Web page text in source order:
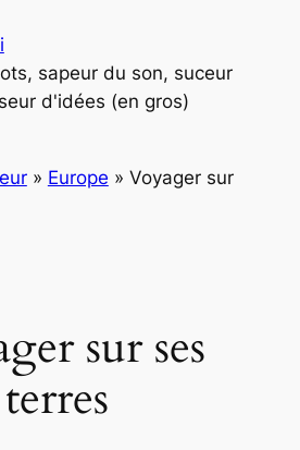
sapeur du son, suceur
d'idées (en gros)
» Europe » Voyager sur
sur ses
terres